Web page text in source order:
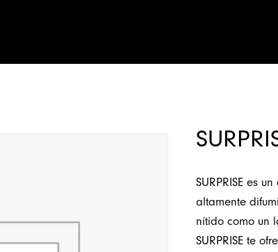
SURPRISE es
altamente
nítido como un
SURPRISE te